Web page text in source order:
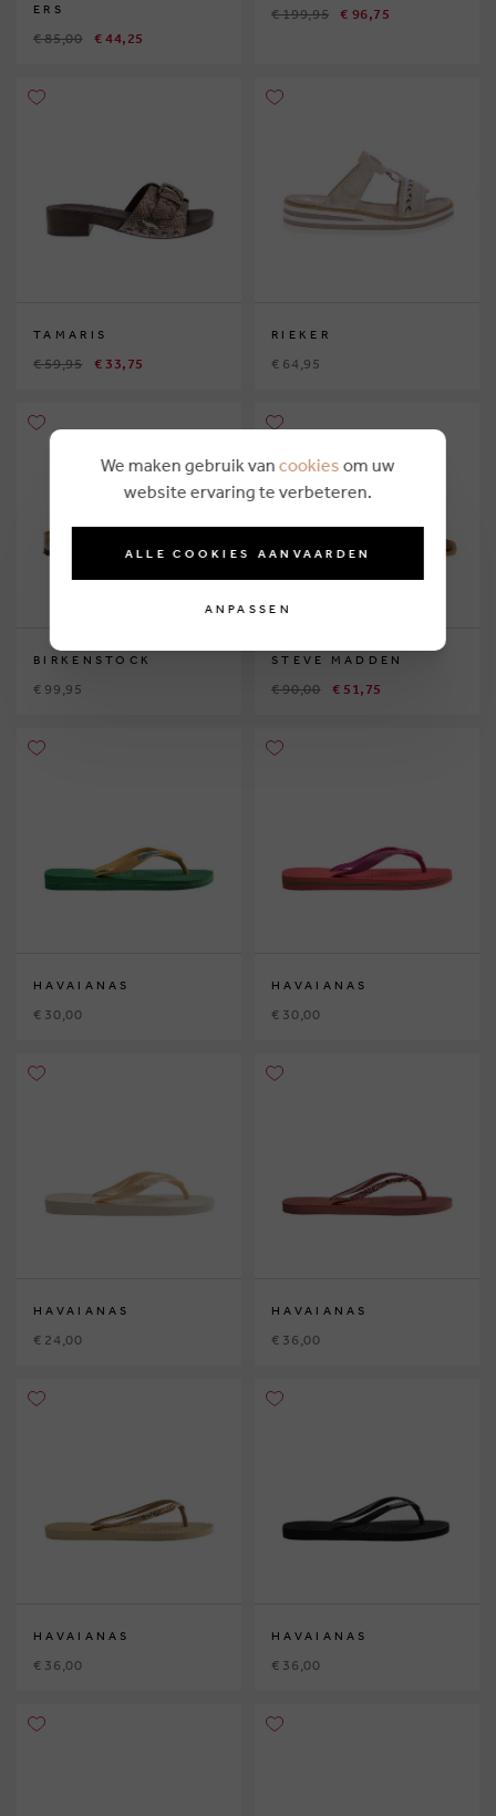
ERS
€ 85,00 € 44,25
€ 199,95 € 96,75
TAMARIS
€ 59,95 € 33,75
RIEKER
€ 64,95
BIRKENSTOCK
€ 99,95
STEVE MADDEN
€ 90,00 € 51,75
HAVAIANAS
€ 30,00
HAVAIANAS
€ 30,00
HAVAIANAS
€ 24,00
HAVAIANAS
€ 36,00
HAVAIANAS
€ 36,00
HAVAIANAS
€ 36,00
We maken gebruik van cookies om uw
website ervaring te verbeteren.
ALLE COOKIES AANVAARDEN
ANPASSEN